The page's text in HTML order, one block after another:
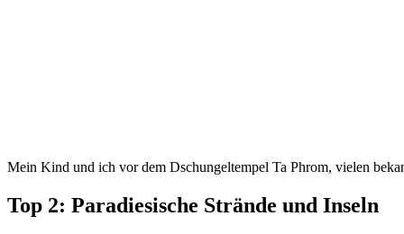
Mein Kind und ich vor dem Dschungeltempel Ta Phrom, vielen
Top 2: Paradiesische Strände und Inseln